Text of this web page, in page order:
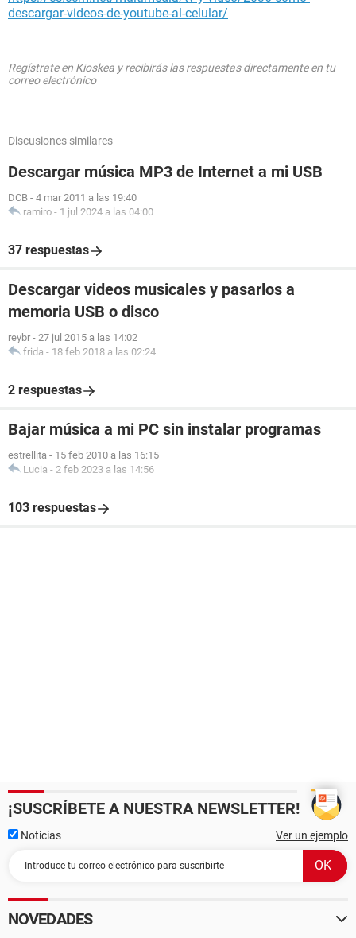
descargar-videos-de-youtube-al-celular/
Regístrate en Kioskea y recibirás las respuestas directamente en tu
correo electrónico
Discusiones similares
Descargar música MP3 de Internet a mi USB
DCB - 4 mar 2011 a las 19:40
ramiro - 1 jul 2024 a las 04:00
37 respuestas
Descargar videos musicales y pasarlos a
memoria USB o disco
reybr - 27 jul 2015 a las 14:02
frida - 18 feb 2018 a las 02:24
2 respuestas
Bajar música a mi PC sin instalar programas
estrellita - 15 feb 2010 a las 16:15
Lucia - 2 feb 2023 a las 14:56
103 respuestas
¡SUSCRÍBETE A NUESTRA NEWSLETTER!
Noticias Ver un ejemplo
NOVEDADES